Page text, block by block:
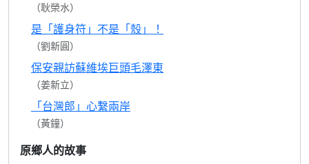
（耿榮水）
是「護身符」不是「殼」！
（劉新圓）
保安親訪蘇維埃巨頭毛澤東
（姜新立）
「台灣郎」心繫兩岸
（黃鐘）
原鄉人的故事